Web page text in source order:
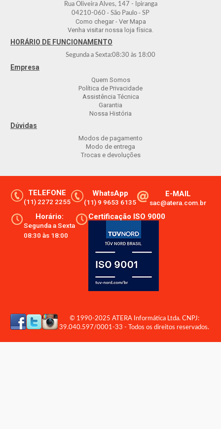
Rua Oliveira Alves, 147 - Ipiranga
04210-060 - São Paulo - SP
Como chegar - Ver Mapa
Venha visitar nossa loja física.
HORÁRIO DE FUNCIONAMENTO
Segunda a Sexta:08:30 às 18:00
Empresa
Quem Somos
Política de Privacidade
Assistência Técnica
Garantia
Nossa História
Dúvidas
Modos de pagamento
Modo de entrega
Trocas e devoluções
TELEFONE
(11) 2272 2255
WhatsApp
(11) 9 9653 6135
E-MAIL
sac@atera.com.br
Horário:
Segunda a Sexta
08:30 às 18:00
Certificação ISO 9000
© 1990-2025 ATERA Informática Ltda. CNPJ:
39.040.597/0001-33 - Todos os direitos reservados.